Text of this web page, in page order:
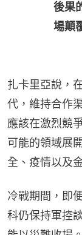
後果
場顛
扎卡里亞說，
代，維持合作
應該在激烈競
可能的領域展
全、疫情以及
冷戰期間，即
科仍保持軍控